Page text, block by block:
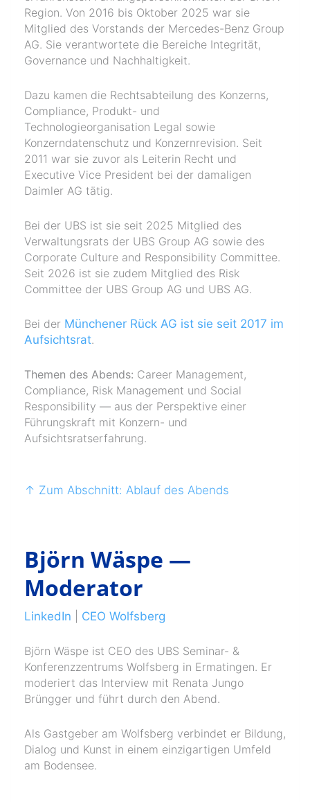
Region. Von 2016 bis Oktober 2025 war sie
Mitglied des Vorstands der Mercedes-Benz Group
AG. Sie verantwortete die Bereiche Integrität,
Governance und Nachhaltigkeit.
Dazu kamen die Rechtsabteilung des Konzerns,
Compliance, Produkt- und
Technologieorganisation Legal sowie
Konzerndatenschutz und Konzernrevision. Seit
2011 war sie zuvor als Leiterin Recht und
Executive Vice President bei der damaligen
Daimler AG tätig.
Bei der UBS ist sie seit 2025 Mitglied des
Verwaltungsrats der UBS Group AG sowie des
Corporate Culture and Responsibility Committee.
Seit 2026 ist sie zudem Mitglied des Risk
Committee der UBS Group AG und UBS AG.
Bei der Münchener Rück AG ist sie seit 2017 im
Aufsichtsrat.
Themen des Abends: Career Management,
Compliance, Risk Management und Social
Responsibility — aus der Perspektive einer
Führungskraft mit Konzern- und
Aufsichtsratserfahrung.
↑ Zum Abschnitt: Ablauf des Abends
Björn Wäspe —
Moderator
LinkedIn CEO Wolfsberg
Björn Wäspe ist CEO des UBS Seminar- &
Konferenzzentrums Wolfsberg in Ermatingen. Er
moderiert das Interview mit Renata Jungo
Brüngger und führt durch den Abend.
Als Gastgeber am Wolfsberg verbindet er Bildung,
Dialog und Kunst in einem einzigartigen Umfeld
am Bodensee.